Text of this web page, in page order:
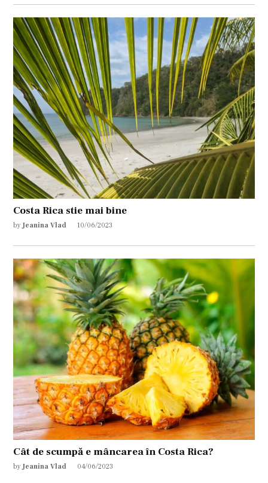
Costa Rica stie mai bine
by Jeanina Vlad 10/06/2023
Cât de scumpă e mâncarea în Costa Rica?
by Jeanina Vlad 04/06/2023